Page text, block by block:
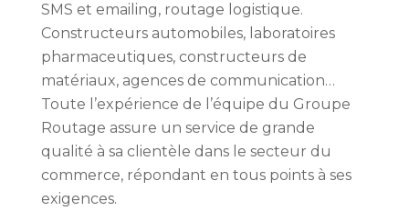
SMS et emailing, routage logistique.
Constructeurs automobiles, laboratoires
pharmaceutiques, constructeurs de
matériaux, agences de communication…
Toute l’expérience de l’équipe du Groupe
Routage assure un service de grande
qualité à sa clientèle dans le secteur du
commerce, répondant en tous points à ses
exigences.